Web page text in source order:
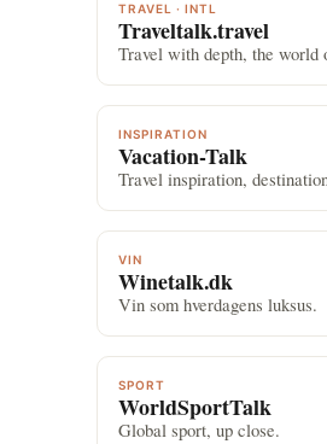
TRAVEL · INTL
Traveltalk.travel
Travel with depth, the world
INSPIRATION
Vacation-Talk
Travel inspiration,
VIN
Winetalk.dk
Vin som hverdagens luksus.
SPORT
WorldSportTalk
Global sport, up close.